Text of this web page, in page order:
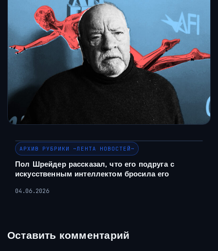
АРХИВ РУБРИКИ ~ЛЕНТА НОВОСТЕЙ~
Пол Шрейдер рассказал, что его подруга с
искусственным интеллектом бросила его
04.06.2026
Оставить комментарий